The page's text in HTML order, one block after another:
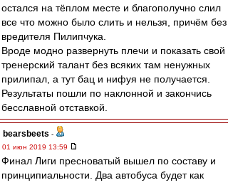
остался на тёплом месте и благополучно слил
все что можно было слить и нельзя, причём без
вредителя Пилипчука.
Вроде модно развернуть плечи и показать свой
тренерский талант без всяких там ненужных
прилипал, а тут бац и нифуя не получается.
Результаты пошли по наклонной и закончись
бесславной отставкой.
bearsbeets -
01 июн 2019 13:59
Финал Лиги пресноватый вышел по составу и
принципиальности. Два автобуса будет как